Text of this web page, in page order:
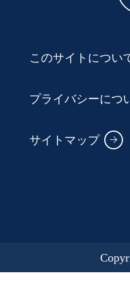
このサイトについ
プライバシーにつ
サイトマップ